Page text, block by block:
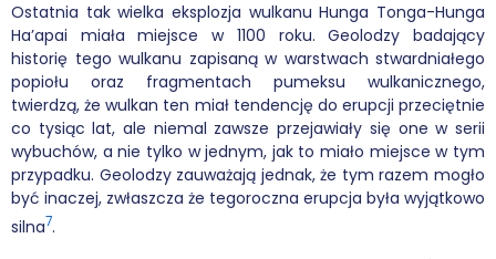
Ostatnia tak wielka eksplozja wulkanu Hunga Tonga-Hunga
Ha’apai miała miejsce w 1100 roku. Geolodzy badający
historię tego wulkanu zapisaną w warstwach stwardniałego
popiołu oraz fragmentach pumeksu wulkanicznego,
twierdzą, że wulkan ten miał tendencję do erupcji przeciętnie
co tysiąc lat, ale niemal zawsze przejawiały się one w serii
wybuchów, a nie tylko w jednym, jak to miało miejsce w tym
przypadku. Geolodzy zauważają jednak, że tym razem mogło
być inaczej, zwłaszcza że tegoroczna erupcja była wyjątkowo
silna7.